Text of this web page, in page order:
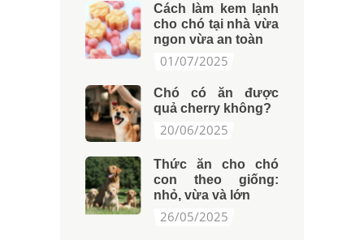
Cách làm kem lạnh
cho chó tại nhà vừa
ngon vừa an toàn
01/07/2025
Chó có ăn được
quả cherry không?
20/06/2025
Thức ăn cho chó
con theo giống:
nhỏ, vừa và lớn
26/05/2025